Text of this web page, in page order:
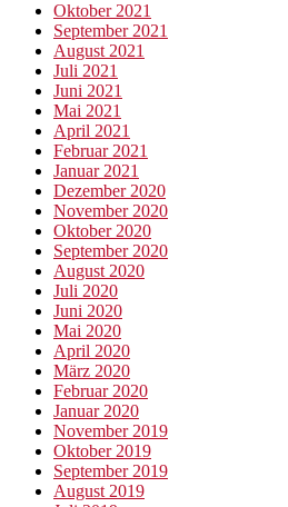
Oktober 2021
September 2021
August 2021
Juli 2021
Juni 2021
Mai 2021
April 2021
Februar 2021
Januar 2021
Dezember 2020
November 2020
Oktober 2020
September 2020
August 2020
Juli 2020
Juni 2020
Mai 2020
April 2020
März 2020
Februar 2020
Januar 2020
November 2019
Oktober 2019
September 2019
August 2019